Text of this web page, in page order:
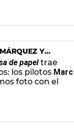
Y
de papeltrae
los pilotos Marc
foto con el